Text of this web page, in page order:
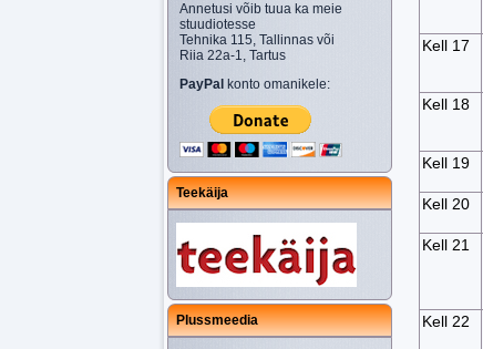
Annetusi võib tuua ka meie
stuudiotesse
Tehnika 115, Tallinnas või
Riia 22a-1, Tartus
PayPal konto omanikele:
Teekäija
Plussmeedia
Kell 17
Kell 18
Kell 19
Kell 20
Kell 21
Kell 22